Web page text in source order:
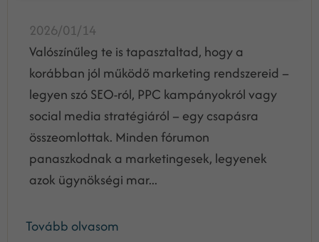
2026/01/14
Valószínűleg te is tapasztaltad, hogy a
korábban jól működő marketing rendszereid –
legyen szó SEO-ról, PPC kampányokról vagy
social media stratégiáról – egy csapásra
összeomlottak. Minden fórumon
panaszkodnak a marketingesek, legyenek
azok ügynökségi mar...
Tovább olvasom